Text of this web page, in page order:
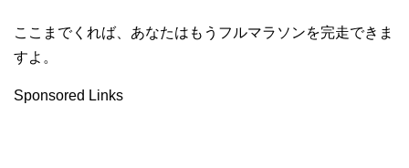
ここまでくれば、あなたはもうフルマラソンを完走できま
すよ。
Sponsored Links